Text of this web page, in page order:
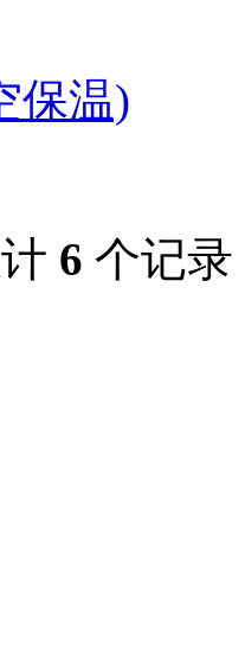
保温)
6 个记录